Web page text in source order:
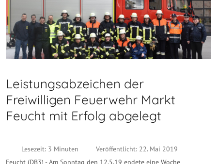
Leistungsabzeichen der
Freiwilligen Feuerwehr Markt
Feucht mit Erfolg abgelegt
Lesezeit: 3 Minuten Veröffentlicht: 22. Mai 2019
Feucht (DB3) - Am Sonntag den 12.5.19 endete eine Woche